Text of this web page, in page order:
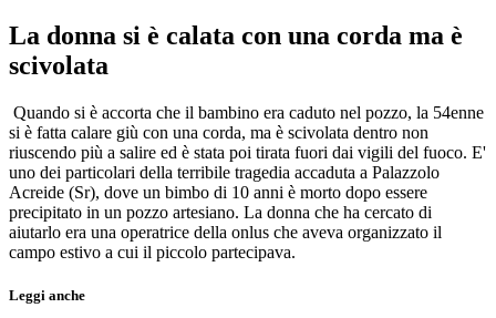
La donna si è calata con una corda ma è
scivolata
Quando si è accorta che il bambino era caduto nel pozzo, la 54enne
si è fatta calare giù con una corda, ma è scivolata dentro non
riuscendo più a salire ed è stata poi tirata fuori dai vigili del fuoco. E'
uno dei particolari della terribile tragedia accaduta a Palazzolo
Acreide (Sr), dove un bimbo di 10 anni è morto dopo essere
precipitato in un pozzo artesiano. La donna che ha cercato di
aiutarlo era una operatrice della onlus che aveva organizzato il
campo estivo a cui il piccolo partecipava.
Leggi anche